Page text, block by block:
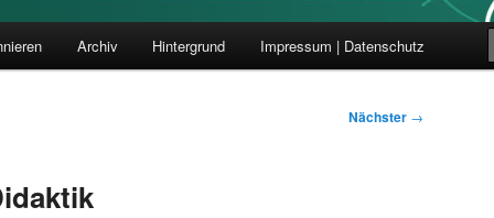
Archiv Hintergrund Impressum | Datenschutz
Nächster →